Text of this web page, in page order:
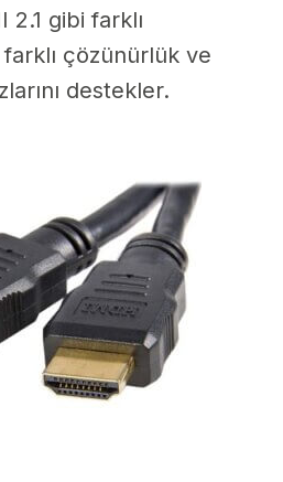
2.1 gibi farklı
çözünürlük ve
destekler.